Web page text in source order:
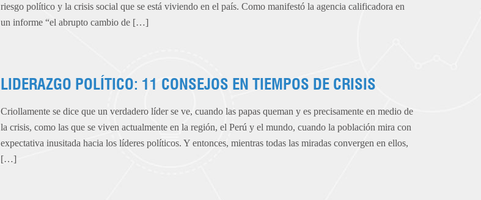
riesgo político y la crisis social que se está viviendo en el país. Como manifestó la agencia calificadora en
un informe “el abrupto cambio de […]
LIDERAZGO POLÍTICO: 11 CONSEJOS EN TIEMPOS DE CRISIS
Criollamente se dice que un verdadero líder se ve, cuando las papas queman y es precisamente en medio de
la crisis, como las que se viven actualmente en la región, el Perú y el mundo, cuando la población mira con
expectativa inusitada hacia los líderes políticos. Y entonces, mientras todas las miradas convergen en ellos,
[…]